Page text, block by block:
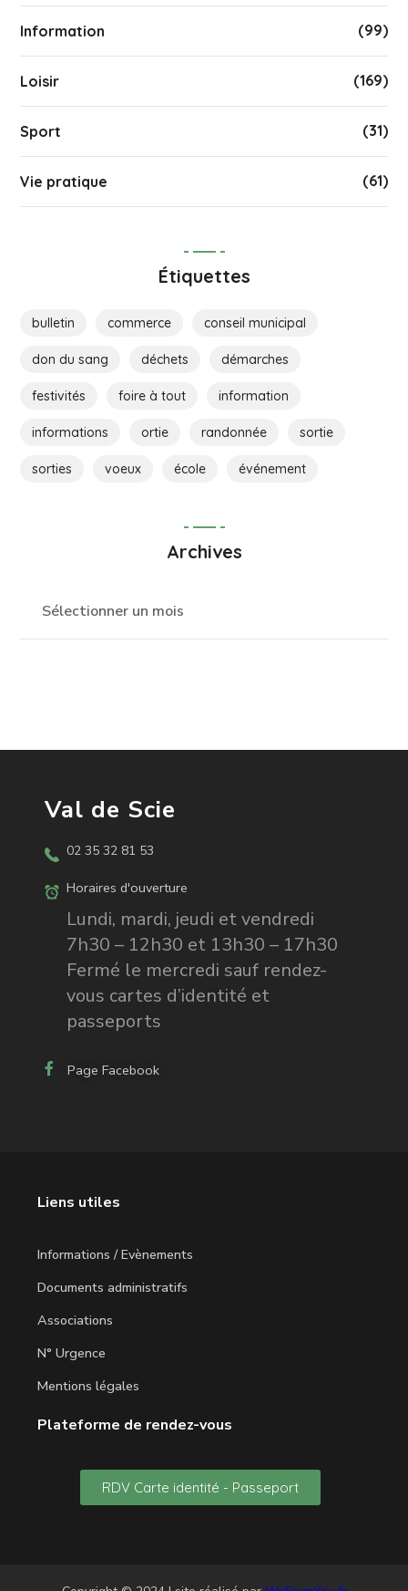
Information (99)
Loisir (169)
Sport (31)
Vie pratique (61)
Étiquettes
bulletin commerce conseil municipal
don du sang déchets démarches
festivités foire à tout information
informations ortie randonnée sortie
sorties voeux école événement
Archives
Val de Scie
02 35 32 81 53
Horaires d'ouverture
Lundi, mardi, jeudi et vendredi
7h30 – 12h30 et 13h30 – 17h30
Fermé le mercredi sauf rendez-
vous cartes d’identité et
passeports
Page Facebook
Liens utiles
Informations / Evènements
Documents administratifs
Associations
N° Urgence
Mentions légales
Plateforme de rendez-vous
RDV Carte identité - Passeport